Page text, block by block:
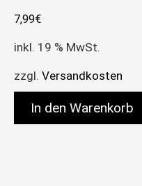
7,99€
inkl. 19 % MwSt.
zzgl. Versandkosten
In den Warenkorb